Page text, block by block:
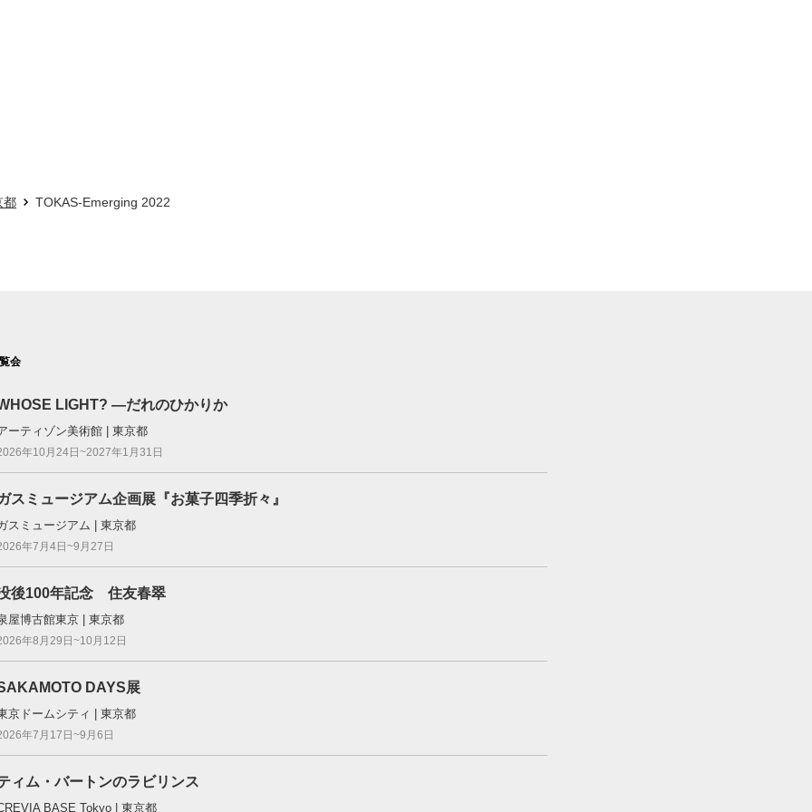
都 TOKAS-Emerging 2022
会
LIGHT? —だれのひかりか
ーティゾン美術館 | 東京都
年10月24日~2027年1月31日
スミュージアム企画展『お菓子四季折々』
スミュージアム | 東京都
年7月4日~9月27日
後100年記念 住友春翠
屋博古館東京 | 東京都
年8月29日~10月12日
DAYS展
京ドームシティ | 東京都
年7月17日~9月6日
ィム・バートンのラビリンス
BASE Tokyo | 東京都